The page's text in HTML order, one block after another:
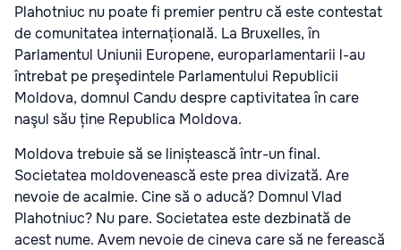
Plahotniuc nu poate fi premier pentru că este contestat
de comunitatea internațională. La Bruxelles, în
Parlamentul Uniunii Europene, europarlamentarii l-au
întrebat pe preşedintele Parlamentului Republicii
Moldova, domnul Candu despre captivitatea în care
naşul său ține Republica Moldova.
Moldova trebuie să se liniștească într-un final.
Societatea moldovenească este prea divizată. Are
nevoie de acalmie. Cine să o aducă? Domnul Vlad
Plahotniuc? Nu pare. Societatea este dezbinată de
acest nume. Avem nevoie de cineva care să ne ferească